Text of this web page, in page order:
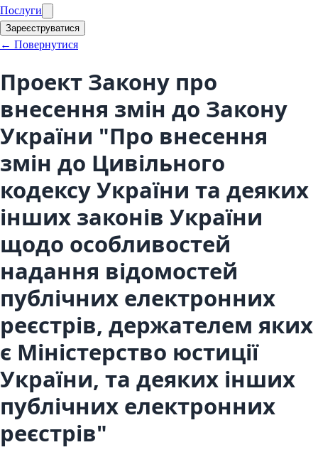
Послуги
Зареєструватися
← Повернутися
Проект Закону про
внесення змін до Закону
України "Про внесення
змін до Цивільного
кодексу України та деяких
інших законів України
щодо особливостей
надання відомостей
публічних електронних
реєстрів, держателем яких
є Міністерство юстиції
України, та деяких інших
публічних електронних
реєстрів"